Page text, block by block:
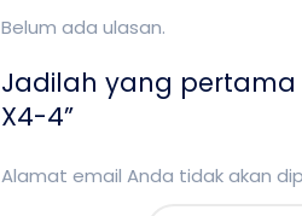
Belum ada ulasan.
Jadilah yang pertama
X4-4”
Alamat email Anda tidak akan